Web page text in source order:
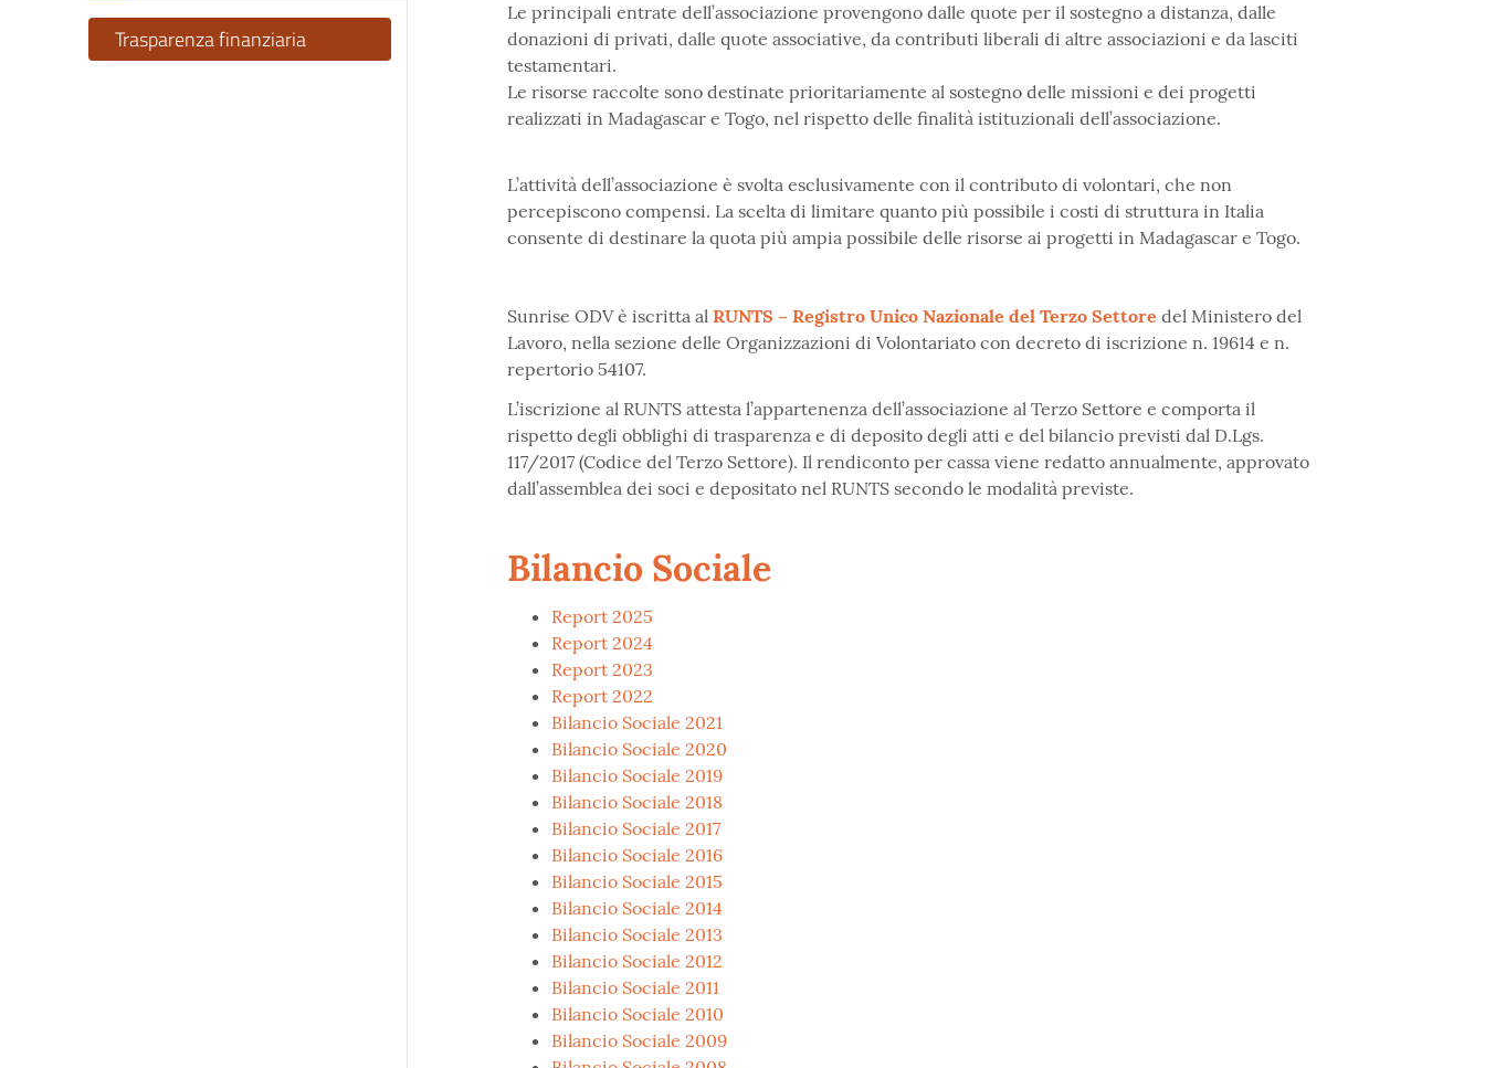
Trasparenza finanziaria
Le principali entrate dell’associazione provengono dalle quote per il sostegno a distanza, dalle
donazioni di privati, dalle quote associative, da contributi liberali di altre associazioni e da lasciti
testamentari.
Le risorse raccolte sono destinate prioritariamente al sostegno delle missioni e dei progetti
realizzati in Madagascar e Togo, nel rispetto delle finalità istituzionali dell’associazione.
L’attività dell’associazione è svolta esclusivamente con il contributo di volontari, che non
percepiscono compensi. La scelta di limitare quanto più possibile i costi di struttura in Italia
consente di destinare la quota più ampia possibile delle risorse ai progetti in Madagascar e Togo.
Sunrise ODV è iscritta al RUNTS – Registro Unico Nazionale del Terzo Settore del Ministero del
Lavoro, nella sezione delle Organizzazioni di Volontariato con decreto di iscrizione n. 19614 e n.
repertorio 54107.
L’iscrizione al RUNTS attesta l’appartenenza dell’associazione al Terzo Settore e comporta il
rispetto degli obblighi di trasparenza e di deposito degli atti e del bilancio previsti dal D.Lgs.
117/2017 (Codice del Terzo Settore). Il rendiconto per cassa viene redatto annualmente, approvato
dall’assemblea dei soci e depositato nel RUNTS secondo le modalità previste.
Bilancio Sociale
Report 2025
Report 2024
Report 2023
Report 2022
Bilancio Sociale 2021
Bilancio Sociale 2020
Bilancio Sociale 2019
Bilancio Sociale 2018
Bilancio Sociale 2017
Bilancio Sociale 2016
Bilancio Sociale 2015
Bilancio Sociale 2014
Bilancio Sociale 2013
Bilancio Sociale 2012
Bilancio Sociale 2011
Bilancio Sociale 2010
Bilancio Sociale 2009